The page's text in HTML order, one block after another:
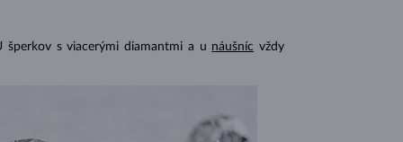
šperkov s viacerými diamantmi a u náušníc vždy